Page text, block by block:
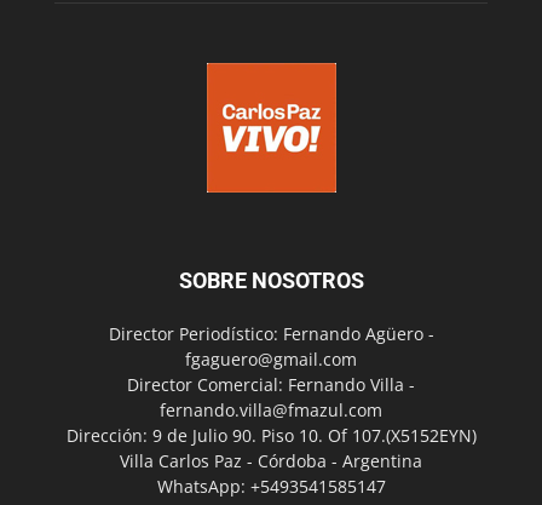
SOBRE NOSOTROS
Director Periodístico: Fernando Agüero -
fgaguero@gmail.com
Director Comercial: Fernando Villa -
fernando.villa@fmazul.com
Dirección: 9 de Julio 90. Piso 10. Of 107.(X5152EYN)
Villa Carlos Paz - Córdoba - Argentina
WhatsApp: +5493541585147